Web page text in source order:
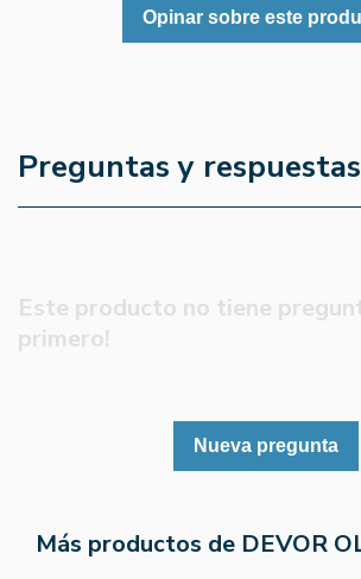
Opinar sobre este
Preguntas y respuestas
Este producto no tiene
primero!
Nueva pregunta
Más productos de DEVOR